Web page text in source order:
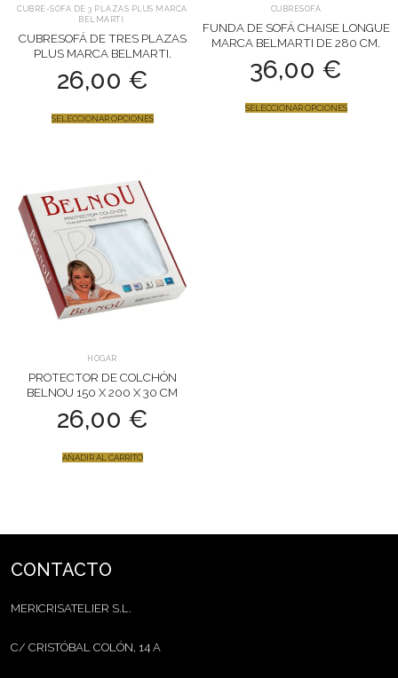
CUBRE-SOFA DE 3 PLAZAS PLUS MARCA
BELMARTI.
CUBRESOFÁ DE TRES PLAZAS
PLUS MARCA BELMARTI.
26,00 €
SELECCIONAR OPCIONES
CUBRESOFÁ
FUNDA DE SOFÁ CHAISE LONGUE
MARCA BELMARTI DE 280 CM.
36,00 €
SELECCIONAR OPCIONES
HOGAR
PROTECTOR DE COLCHÓN
BELNOU 150 X 200 X 30 CM
26,00 €
AÑADIR AL CARRITO
CONTACTO
MERICRISATELIER S.L.
C/ CRISTÓBAL COLÓN, 14 A